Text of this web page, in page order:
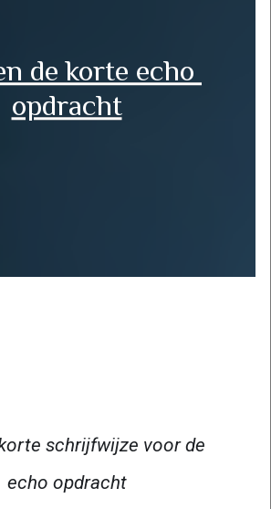
de korte echo
opdracht
schrijfwijze voor de
echo opdracht